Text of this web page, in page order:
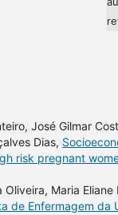
José Gilmar
Dias,
risk pregnant
Maria
de Enfermagem da